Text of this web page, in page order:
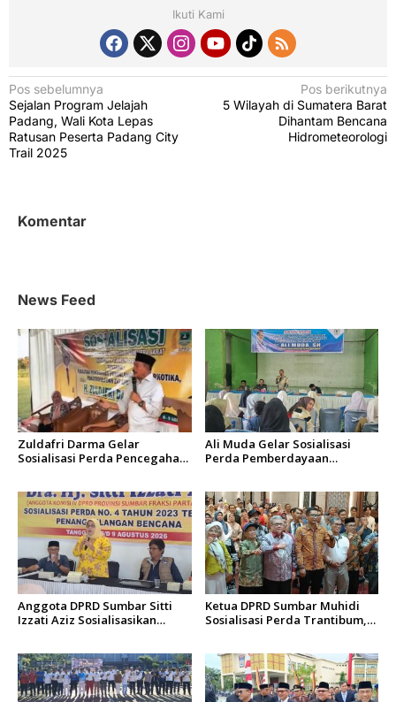
Ikuti Kami
N
a
v
a
p
s
Pos sebelumnya
Sejalan Program Jelajah
Padang, Wali Kota Lepas
Ratusan Peserta Padang City
Trail 2025
Pos berikutnya
5 Wilayah di Sumatera Barat
Dihantam Bencana
Hidrometeorologi
Komentar
News Feed
Zuldafri Darma Gelar
Sosialisasi Perda Pencegahan
Ali Muda Gelar Sosialisasi
Perda Pemberdayaan
Lembah Melintang Pasbar
Anggota DPRD Sumbar Sitti
Izzati Aziz Sosialisasikan
Ketaping
Ketua DPRD Sumbar Muhidi
Sosialisasi Perda Trantibum,